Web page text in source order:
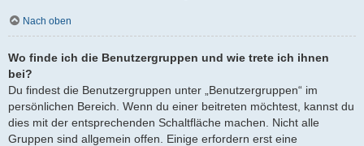
Nach oben
Wo finde ich die Benutzergruppen und wie trete ich ihnen
bei?
Du findest die Benutzergruppen unter „Benutzergruppen“ im
persönlichen Bereich. Wenn du einer beitreten möchtest, kannst du
dies mit der entsprechenden Schaltfläche machen. Nicht alle
Gruppen sind allgemein offen. Einige erfordern erst eine